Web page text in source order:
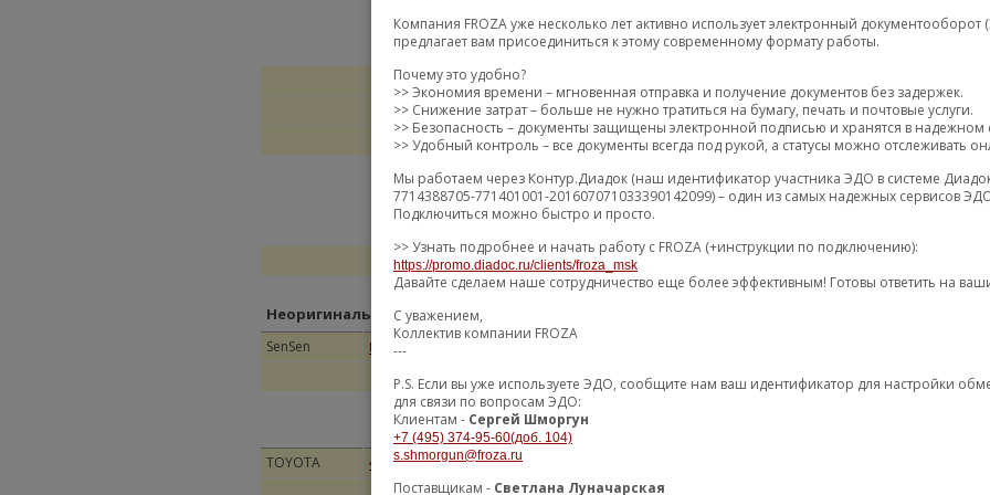
1 (2) дн
10 1162.67 р.
22 1194.22 р. 4 (5) дн
2 1196.85 р. 1 (3) дн
10 1201.36 р. 9 (10) дн
1259.06 р.
Неоригинальные замены
SenSen
3 (5) дн
TOYOTA 4860912211 СУППОРТ АМОРТИЗАТОРА
Компания FROZA уже несколько лет активно использует электронный документооборот
предлагает вам присоединиться к этому современному формату работы.
Почему это удобно?
>> Экономия времени – мгновенная отправка и получение документов без задержек.
>> Снижение затрат – больше не нужно тратиться на бумагу, печать и почтовые услуги.
>> Безопасность – документы защищены электронной подписью и хранятся в надежном
>> Удобный контроль – все документы всегда под рукой, а статусы можно отслеживать
Мы работаем через Контур.Диадок (наш идентификатор участника ЭДО в системе
7714388705-771401001-201607071033390142099) – один из самых надежных сервисов
Подключиться можно быстро и просто.
>> Узнать подробнее и начать работу с FROZA (+инструкции по подключению):
https://promo.diadoc.ru/clients/froza_msk
Давайте сделаем наше сотрудничество еще более эффективным! Готовы ответить на
С уважением,
Коллектив компании FROZA
---
P.S. Если вы уже используете ЭДО, сообщите нам ваш идентификатор для настройки
для связи по вопросам ЭДО:
Клиентам - Сергей Шморгун
+7 (495) 374-95-60(доб. 104)
s.shmorgun@froza.ru
Поставщикам - Светлана Луначарская